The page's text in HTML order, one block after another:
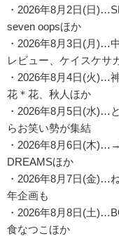
・2026年8月2日(日
seven oopsほか
・2026年8月3日(月)…
レビュー、ケイスケサ
・2026年8月4日(火)…
花＊花、秋人ほか
・2026年8月5日(水)…
らお笑い勢が集結
・2026年8月6日(木
DREAMSほか
・2026年8月7日(金)…
年企画も
・2026年8月8日(土
食なつこほか